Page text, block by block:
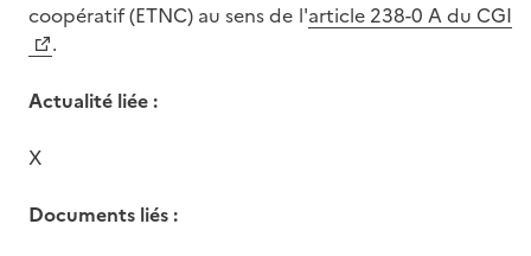
coopératif (ETNC) au sens de l'article 238-0 A du CGI
.
Actualité liée :
X
Documents liés :